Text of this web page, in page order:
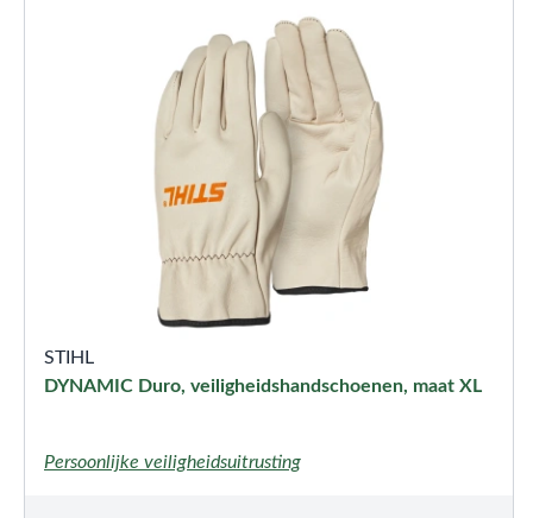
STIHL
DYNAMIC Duro, veiligheidshandschoenen, maat XL
Persoonlijke veiligheidsuitrusting